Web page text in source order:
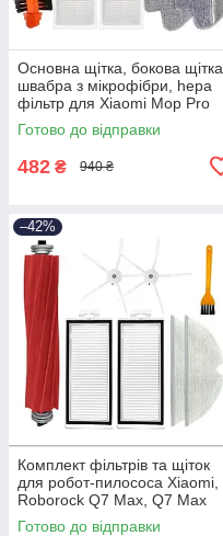
Основна щітка, бокова щітка,
швабра з мікрофібри, hepa
фільтр для Xiaomi Mop Pro
Готово до відправки
482 ₴ 940 ₴
–42%
Комплект фільтрів та щіток
для робот-пилососа Xiaomi,
Roborock Q7 Max, Q7 Max
plus, T8
Готово до відправки